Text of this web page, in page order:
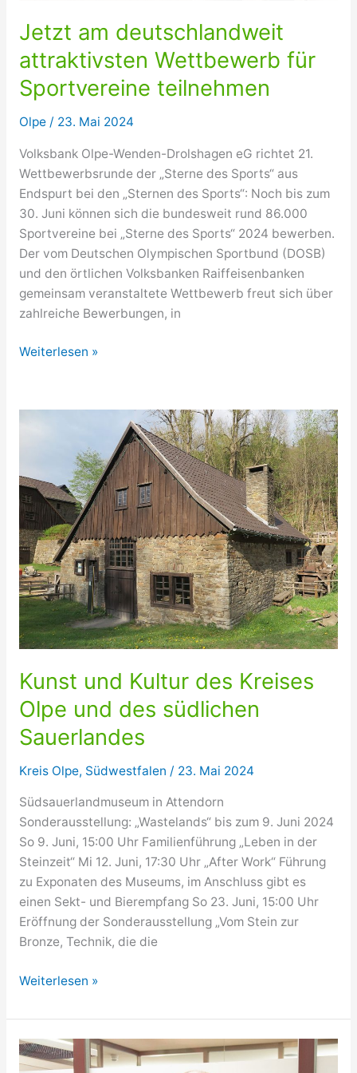
Jetzt am deutschlandweit
attraktivsten Wettbewerb für
Sportvereine teilnehmen
Olpe/ 23. Mai 2024
Volksbank Olpe-Wenden-Drolshagen eG richtet 21.
Wettbewerbsrunde der „Sterne des Sports“ aus
Endspurt bei den „Sternen des Sports“: Noch bis zum
30. Juni können sich die bundesweit rund 86.000
Sportvereine bei „Sterne des Sports“ 2024 bewerben.
Der vom Deutschen Olympischen Sportbund (DOSB)
und den örtlichen Volksbanken Raiffeisenbanken
gemeinsam veranstaltete Wettbewerb freut sich über
zahlreiche Bewerbungen, in
Jetzt
attraktivsten
Sportvereine
teilnehmen
Weiterlesen »
Kunst und Kultur des Kreises
Olpe und des südlichen
Sauerlandes
Kreis Olpe, Südwestfalen / 23. Mai 2024
Südsauerlandmuseum in Attendorn
Sonderausstellung: „Wastelands“ bis zum 9. Juni 2024
So 9. Juni, 15:00 Uhr Familienführung „Leben in der
Steinzeit“ Mi 12. Juni, 17:30 Uhr „After Work“ Führung
zu Exponaten des Museums, im Anschluss gibt es
einen Sekt- und Bierempfang So 23. Juni, 15:00 Uhr
Eröffnung der Sonderausstellung „Vom Stein zur
Bronze, Technik, die die
Kunst
Kultur
des
Kreises
Weiterlesen »